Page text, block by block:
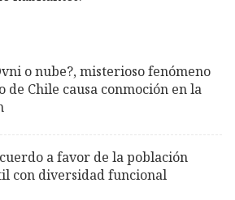
o nube?, misterioso fenómeno
de Chile causa conmoción en la
a favor de la población
con diversidad funcional